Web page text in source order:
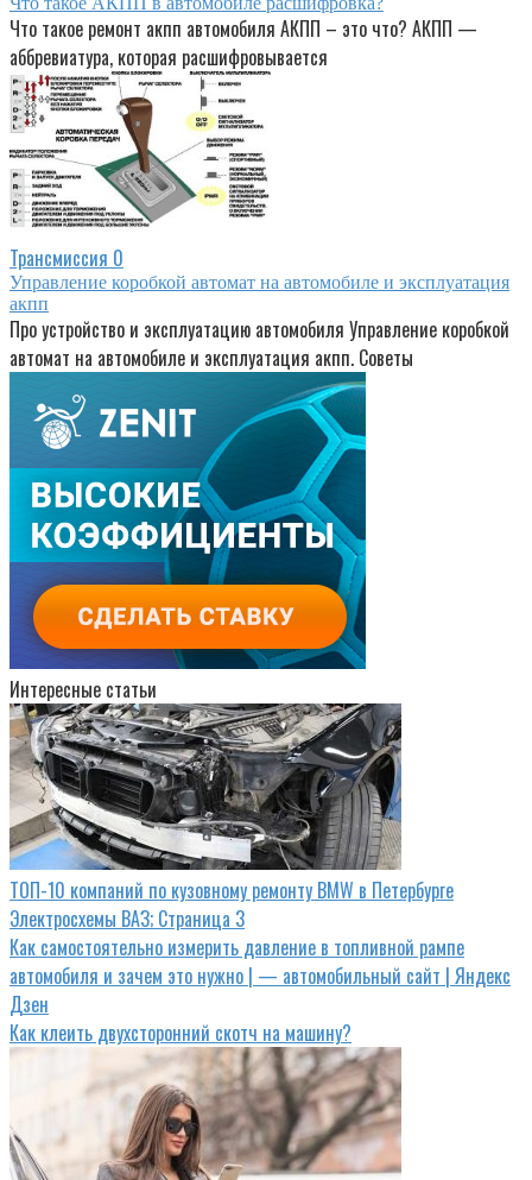
Что такое ремонт акпп автомобиля АКПП – это что? АКПП —
аббревиатура, которая расшифровывается
Трансмиссия 0
Управление коробкой автомат на автомобиле и эксплуатация
акпп
Про устройство и эксплуатацию автомобиля Управление коробкой
автомат на автомобиле и эксплуатация акпп. Советы
Интересные статьи
ТОП-10 компаний по кузовному ремонту BMW в Петербурге
Электросхемы ВАЗ; Страница 3
Как самостоятельно измерить давление в топливной рампе
автомобиля и зачем это нужно | — автомобильный сайт | Яндекс
Дзен
Как клеить двухсторонний скотч на машину?